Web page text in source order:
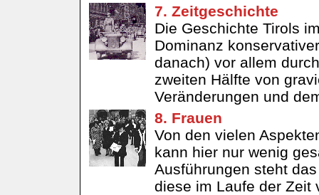
7. Zeitgeschichte
Die Geschichte Tirols
Dominanz
danach) vor allem
zweiten Hälfte von
Veränderungen und
8. Frauen
Von den vielen
kann hier nur wenig
Ausführungen steht
diese im Laufe der Zeit